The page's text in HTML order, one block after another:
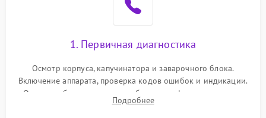
1. Первичная диагностика
Осмотр корпуса, капучинатора и заварочного блока.
Включение аппарата, проверка кодов ошибок и индикации.
Оценка работы помпы, термоблока и кофемолки на слух.
Измерение температуры и давления воды для выявления
Подробнее